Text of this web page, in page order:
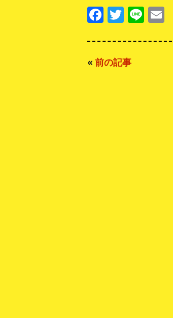
Facebook
Twitter
Line
« 前の記事